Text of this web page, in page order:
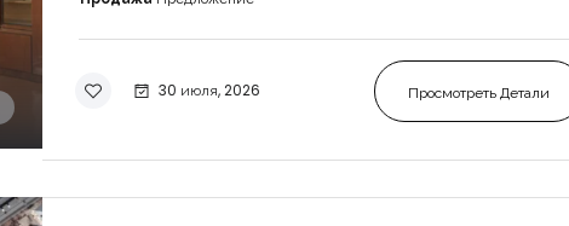
30 июля, 2026 Просмотреть Детали